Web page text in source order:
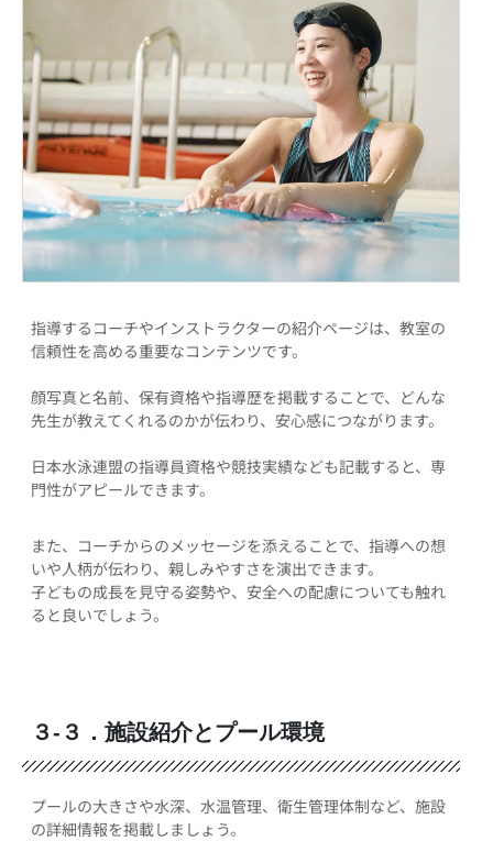
指導するコーチやインストラクターの紹介ページは、教室の
信頼性を高める重要なコンテンツです。
顔写真と名前、保有資格や指導歴を掲載することで、どんな
先生が教えてくれるのかが伝わり、安心感につながります。
日本水泳連盟の指導員資格や競技実績なども記載すると、専
門性がアピールできます。
また、コーチからのメッセージを添えることで、指導への想
いや人柄が伝わり、親しみやすさを演出できます。
子どもの成長を見守る姿勢や、安全への配慮についても触れ
ると良いでしょう。
３-３．施設紹介とプール環境
プールの大きさや水深、水温管理、衛生管理体制など、施設
の詳細情報を掲載しましょう。